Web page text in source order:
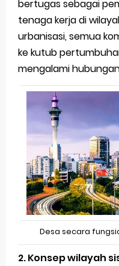
bertugas sebagai
tenaga kerja di
urbanisasi, semua
ke kutub
mengalami
Desa secara
2. Konsep wilayah